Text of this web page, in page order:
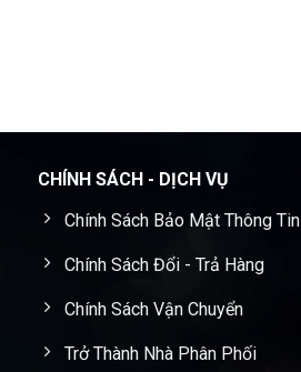
CHÍNH SÁCH - DỊCH VỤ
Chính Sách Bảo Mật Thông Tin
Chính Sách Đổi - Trả Hàng
Chính Sách Vận Chuyển
Trở Thành Nhà Phân Phối